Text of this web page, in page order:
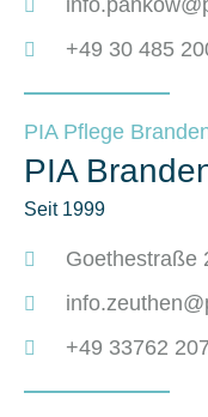
+49 30 485
PIA Pflege
PIA
Seit 1999
Goethestraße
+49 33762